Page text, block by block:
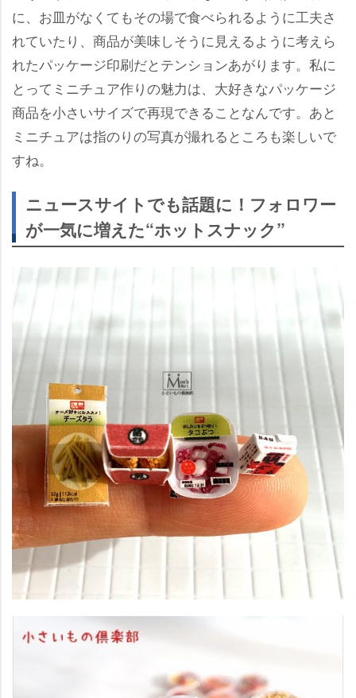
に、お皿がなくてもその場で食べられるように工夫さ
れていたり、商品が美味しそうに見えるように考えら
れたパッケージ印刷だとテンションあがります。私に
とってミニチュア作りの魅力は、大好きなパッケージ
商品を小さいサイズで再現できることなんです。あと
ミニチュアは指のりの写真が撮れるところも楽しいで
すね。
ニュースサイトでも話題に！フォロワー
が一気に増えた“ホットスナック”